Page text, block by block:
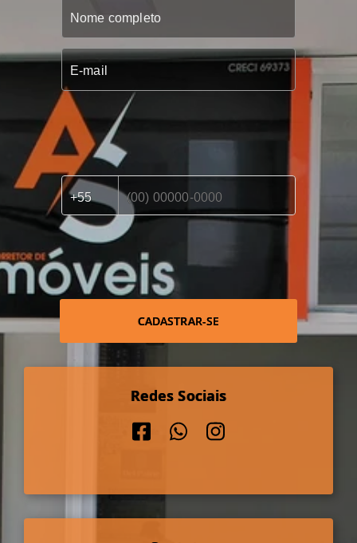
CADASTRAR-SE
Redes Sociais